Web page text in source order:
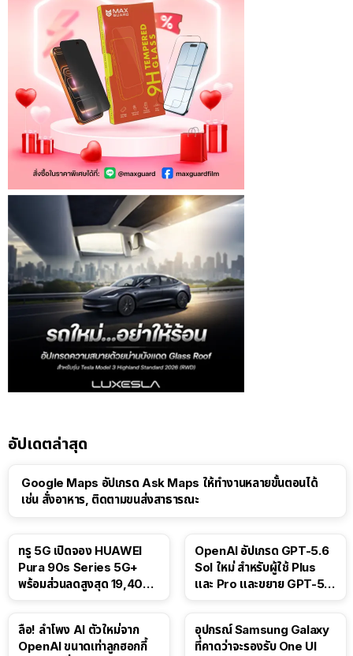
อัปเดตล่าสุด
Google Maps อัปเกรด Ask Maps ให้ทำงานหลายขั้นตอนได้
เช่น สั่งอาหาร, ติดตามขนส่งสาธารณะ
ทรู 5G เปิดจอง HUAWEI
Pura 90s Series 5G+
พร้อมส่วนลดสูงสุด 19,400
OpenAI อัปเกรด GPT-5.6
Sol ใหม่ สำหรับผู้ใช้ Plus
และ Pro และขยาย GPT-5.6
ลือ! ลำโพง AI ตัวใหม่จาก
OpenAI ขนาดเท่าลูกฮอกกี้
อุปกรณ์ Samsung Galaxy
ที่คาดว่าจะรองรับ One UI